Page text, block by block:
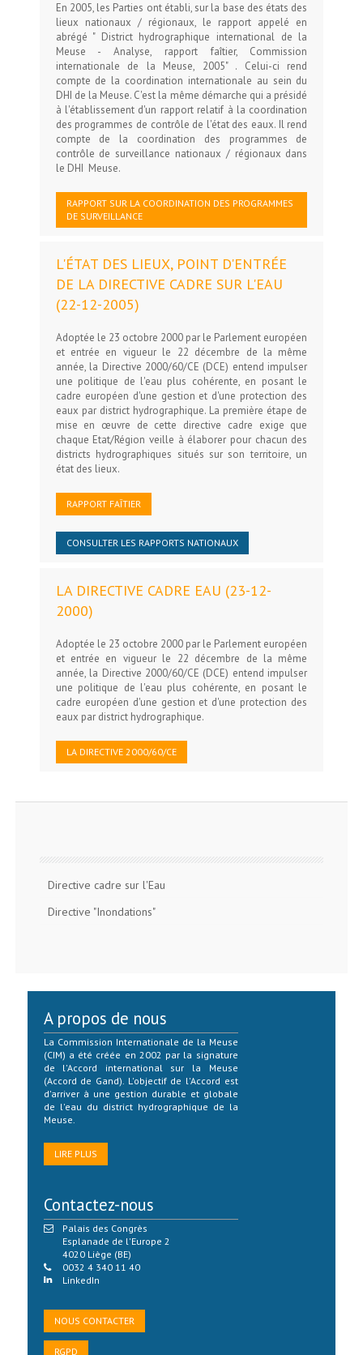
En 2005, les Parties ont établi, sur la base des états des
lieux nationaux / régionaux, le rapport appelé en
abrégé " District hydrographique international de la
Meuse - Analyse, rapport faîtier, Commission
internationale de la Meuse, 2005" . Celui-ci rend
compte de la coordination internationale au sein du
DHI de la Meuse. C'est la même démarche qui a présidé
à l'établissement d'un rapport relatif à la coordination
des programmes de contrôle de l'état des eaux. Il rend
compte de la coordination des programmes de
contrôle de surveillance nationaux / régionaux dans
le DHI Meuse.
RAPPORT SUR LA COORDINATION DES PROGRAMMES
DE SURVEILLANCE
L'ÉTAT DES LIEUX, POINT D'ENTRÉE
DE LA DIRECTIVE CADRE SUR L'EAU
(22-12-2005)
Adoptée le 23 octobre 2000 par le Parlement européen
et entrée en vigueur le 22 décembre de la même
année, la Directive 2000/60/CE (DCE) entend impulser
une politique de l'eau plus cohérente, en posant le
cadre européen d'une gestion et d'une protection des
eaux par district hydrographique. La première étape de
mise en œuvre de cette directive cadre exige que
chaque Etat/Région veille à élaborer pour chacun des
districts hydrographiques situés sur son territoire, un
état des lieux.
RAPPORT FAÎTIER
CONSULTER LES RAPPORTS NATIONAUX
LA DIRECTIVE CADRE EAU (23-12-
2000)
Adoptée le 23 octobre 2000 par le Parlement européen
et entrée en vigueur le 22 décembre de la même
année, la Directive 2000/60/CE (DCE) entend impulser
une politique de l'eau plus cohérente, en posant le
cadre européen d'une gestion et d'une protection des
eaux par district hydrographique.
LA DIRECTIVE 2000/60/CE
Directive cadre sur l'Eau
Directive "Inondations"
A propos de nous
La Commission Internationale de la Meuse
(CIM) a été créée en 2002 par la signature
de l'Accord international sur la Meuse
(Accord de Gand). L'objectif de l'Accord est
d'arriver à une gestion durable et globale
de l'eau du district hydrographique de la
Meuse.
LIRE PLUS
Contactez-nous
Palais des Congrès
Esplanade de l'Europe 2
4020 Liège (BE)
0032 4 340 11 40
LinkedIn
NOUS CONTACTER
RGPD